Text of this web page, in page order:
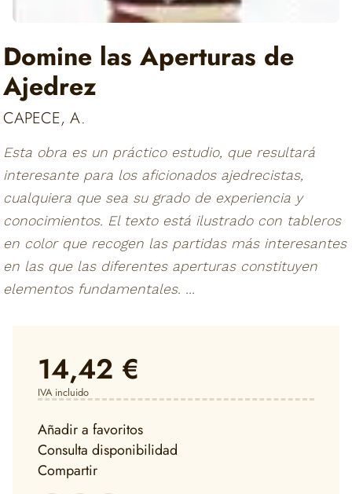
Domine las Aperturas de
Ajedrez
CAPECE, A.
Esta obra es un práctico estudio, que resultará
interesante para los aficionados ajedrecistas,
cualquiera que sea su grado de experiencia y
conocimientos. El texto está ilustrado con tableros
en color que recogen las partidas más interesantes
en las que las diferentes aperturas constituyen
elementos fundamentales. ...
14,42 €
IVA incluido
Añadir a favoritos
Consulta disponibilidad
Compartir